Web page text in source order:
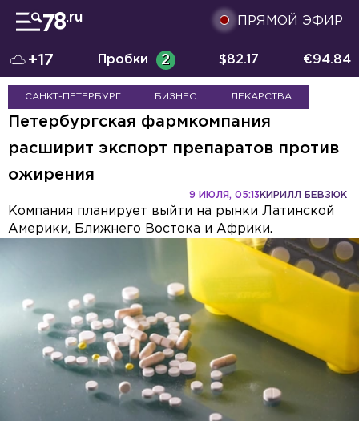
ПРЯМОЙ ЭФИР
+17 Пробки 2 $82.17 €94.84
САНКТ-ПЕТЕРБУРГ БИЗНЕС ЛЕКАРСТВА
Петербургская фармкомпания
расширит экспорт препаратов против
ожирения
КИРИЛЛ БЕВЗЮК
9 ИЮЛЯ, 05:13
Компания планирует выйти на рынки Латинской
Америки, Ближнего Востока и Африки.